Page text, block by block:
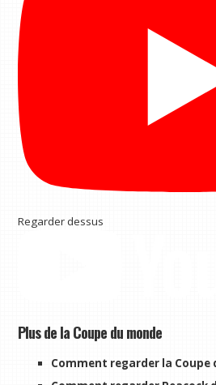
Regarder dessus
Plus de la Coupe du monde
Comment regarder la Coupe